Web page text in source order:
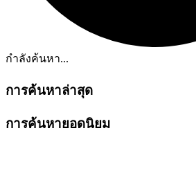
กำลังค้นหา...
การค้นหาล่าสุด
การค้นหายอดนิยม